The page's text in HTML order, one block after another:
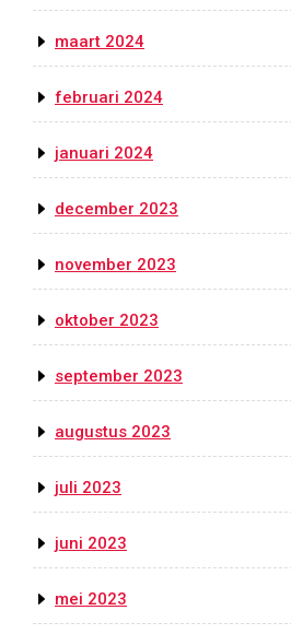
maart 2024
februari 2024
januari 2024
december 2023
november 2023
oktober 2023
september 2023
augustus 2023
juli 2023
juni 2023
mei 2023